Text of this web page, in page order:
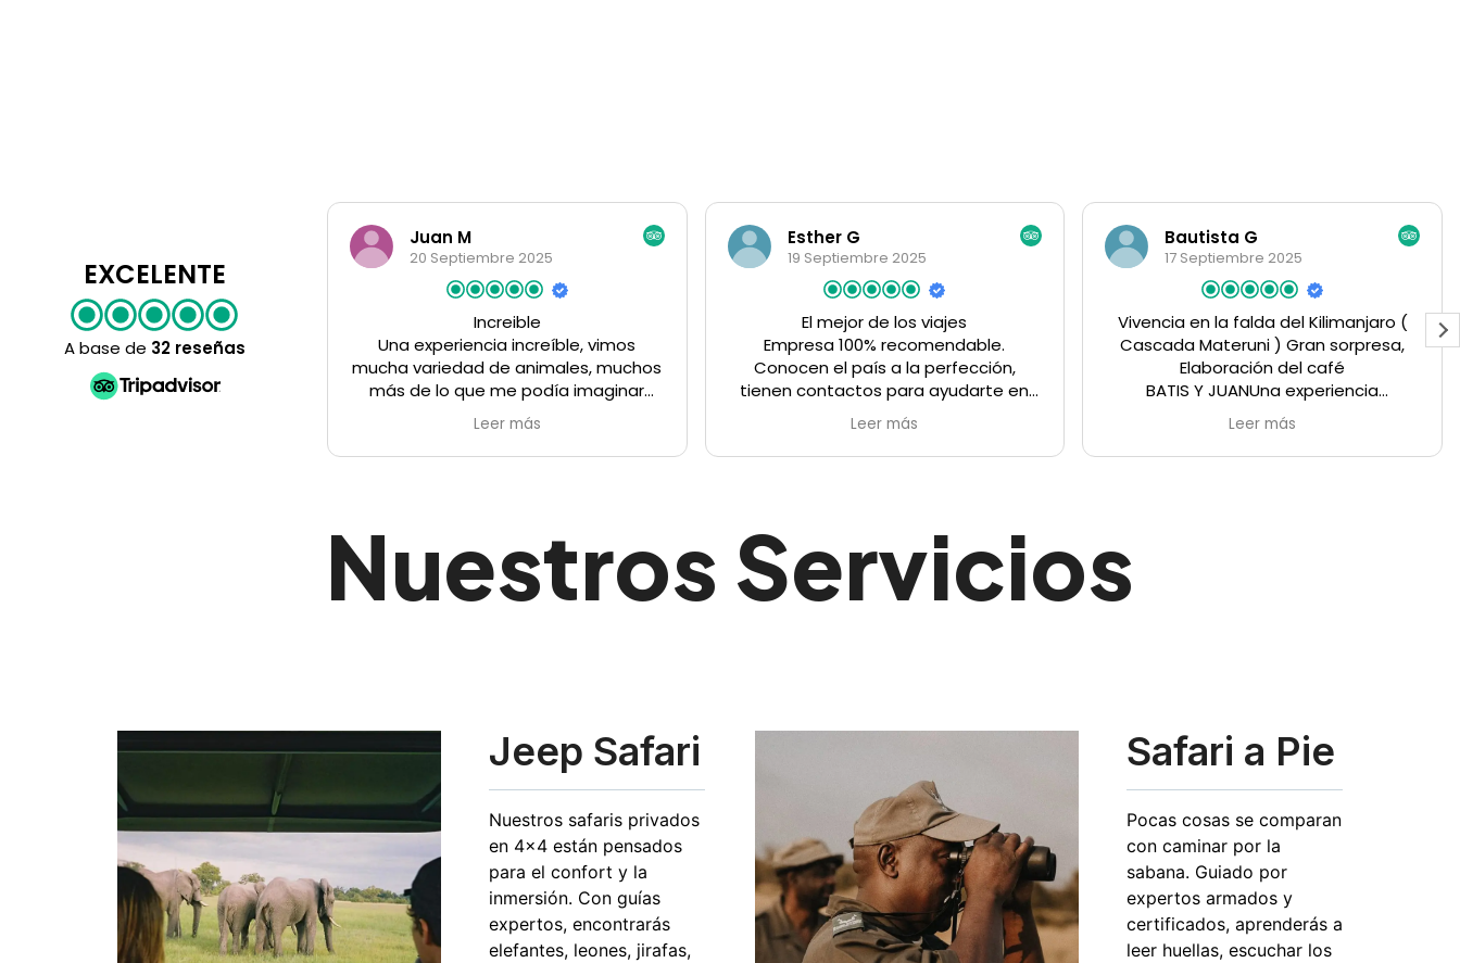
EXCELENTE
A base de 32 reseñas
Increible
Una experiencia increíble, vimos
mucha variedad de animales, muchos
más de lo que me podía imaginar
Esther G
19 Septiembre 2025
El mejor de los viajes
Empresa 100% recomendable.
Conocen el país a la perfección,
tienen contactos para ayudarte en
cualquier cosa que necesites, te
preparan a medida ( íbamos con 5
menores) y se adaptan a lo que
así que espero que muchos más lo
disfrutéis como lo hicimos nosotros!!!
Leer más
Bautista G
17 Septiembre 2025
Vivencia en la falda del Kilimanjaro (
Cascada Materuni ) Gran sorpresa,
Elaboración del café
BATIS Y JUANUna experiencia
inigualable ¡¡¡¡ no solo ves animales, es
una lección de naturaleza,explicada
por nuestro conductor y ahora amigo
por el " Jefe de la tribu" JORDI ,
excelente organizador y siempre en
contacto contigo.ha sido un placer
Leer más
Sergi G
15 Septiembre 2025
¿Cuándo volvemos?
No hubo ningún problema para la
organización del viaje al contrario
todo fueron facilidades. Tuvimos de
conductor y guía a Quisito, un chico
super top y atento en todo momento
a nosotros para organizar las salidas,
Leer más
Nuestros Servicios
Jeep Safari
Nuestros safaris privados
en 4×4 están pensados
para el confort y la
inmersión. Con guías
expertos, encontrarás
elefantes, leones, jirafas,
Safari a Pie
Pocas cosas se comparan
con caminar por la
sabana. Guiado por
expertos armados y
certificados, aprenderás a
leer huellas, escuchar los